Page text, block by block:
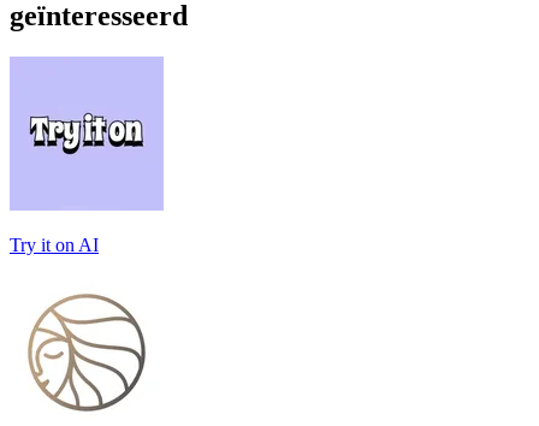
geïnteresseerd
Try it on AI